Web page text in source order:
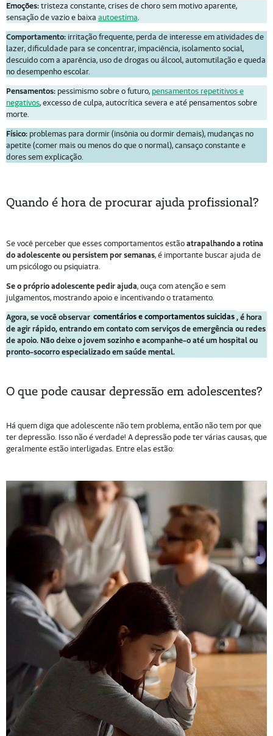
Emoções:tristeza constante, crises de choro sem motivo aparente,
sensação de vazio e baixa autoestima.
Comportamento:irritação frequente, perda de interesse em atividades de
lazer, dificuldade para se concentrar, impaciência, isolamento social,
descuido com a aparência, uso de drogas ou álcool, automutilação e queda
no desempenho escolar.
Pensamentos: pessimismo sobre o futuro, pensamentos repetitivos e
negativos, excesso de culpa, autocrítica severa e até pensamentos sobre
morte.
Físico:problemas para dormir (insônia ou dormir demais), mudanças no
apetite (comer mais ou menos do que o normal), cansaço constante e
dores sem explicação.
Quando é hora de procurar ajuda profissional?
Se você perceber que esses comportamentos estãoatrapalhando a rotina
do adolescente ou persistem por semanas, é importante buscar ajuda de
um psicólogo ou psiquiatra.
Se o próprio adolescente pedir ajuda, ouça com atenção e sem
julgamentos, mostrando apoio e incentivando o tratamento.
Agora, se você observar comentários e comportamentos suicidas, é hora
de agir rápido, entrando em contato com serviços de emergência ou redes
de apoio. Não deixe o jovem sozinho e acompanhe-o até um hospital ou
pronto-socorro especializado em saúde mental.
O que pode causar depressão em adolescentes?
Há quem diga que adolescente não tem problema, então não tem por que
ter depressão. Isso não é verdade! A depressão pode ter várias causas, que
geralmente estão interligadas. Entre elas estão: